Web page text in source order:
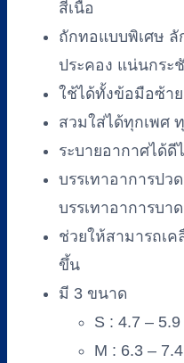
SPW01
สีเนื้อ
ถักทอแบบพิเศษ ลั
ประคอง แน่นกระ
ใช้ได้ทั้งข้อมือซ้า
สวมใส่ได้ทุกเพศ
ระบายอากาศได้ดี
บรรเทาอาการปว
บรรเทาอาการบา
ช่วยให้สามารถเค
ขึ้น
มี 3 ขนาด
S : 4.7 –
M : 6.3 –